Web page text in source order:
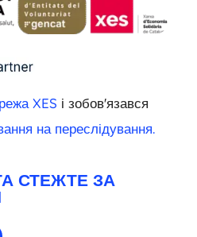
XES і зобов'язався
на переслідування.
СТЕЖТЕ ЗА